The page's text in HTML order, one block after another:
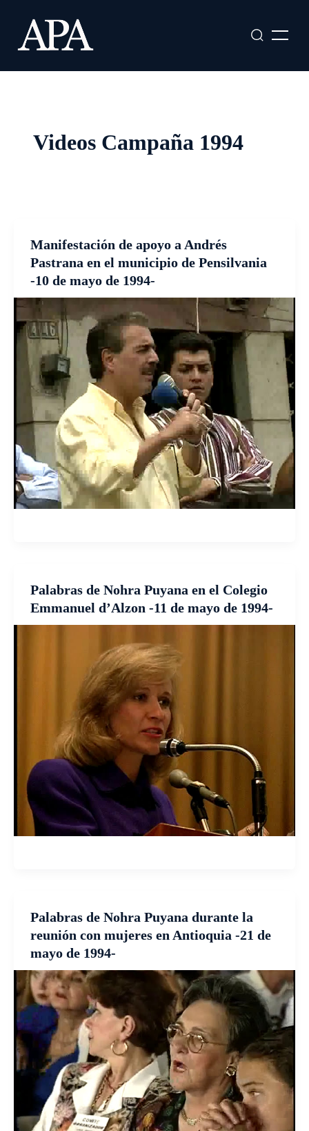
contenido
Videos Campaña 1994
Manifestación de apoyo a Andrés
Pastrana en el municipio de Pensilvania
-10 de mayo de 1994-
Palabras de Nohra Puyana en el Colegio
Emmanuel d’Alzon -11 de mayo de 1994-
Palabras de Nohra Puyana durante la
reunión con mujeres en Antioquia -21 de
mayo de 1994-